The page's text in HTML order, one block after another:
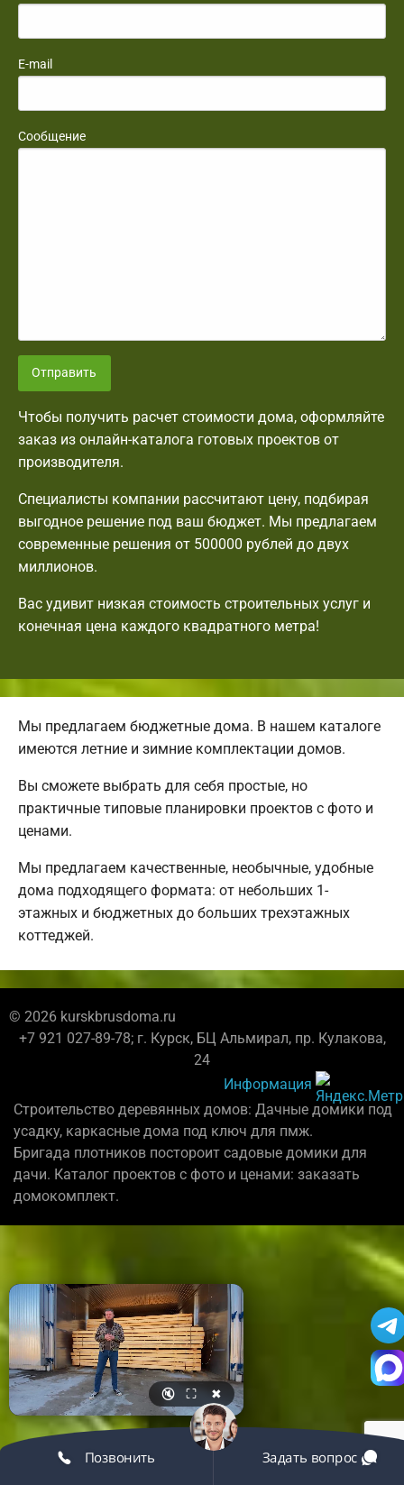
E-mail
Сообщение
Отправить
Чтобы получить расчет стоимости дома, оформляйте
заказ из онлайн-каталога готовых проектов от
производителя.
Специалисты компании рассчитают цену, подбирая
выгодное решение под ваш бюджет. Мы предлагаем
современные решения от 500000 рублей до двух
миллионов.
Вас удивит низкая стоимость строительных услуг и
конечная цена каждого квадратного метра!
Мы предлагаем бюджетные дома. В нашем каталоге
имеются летние и зимние комплектации домов.
Вы сможете выбрать для себя простые, но
практичные типовые планировки проектов с фото и
ценами.
Мы предлагаем качественные, необычные, удобные
дома подходящего формата: от небольших 1-
этажных и бюджетных до больших трехэтажных
коттеджей.
© 2026 kurskbrusdoma.ru
+7 921 027-89-78; г. Курск, БЦ Альмирал, пр. Кулакова,
24
Информация
Строительство деревянных домов: Дачные домики под
усадку, каркасные дома под ключ для пмж.
Бригада плотников постороит садовые домики для
дачи. Каталог проектов с фото и ценами: заказать
домокомплект.
🔇 ⛶ ✖
Позвонить Задать вопрос